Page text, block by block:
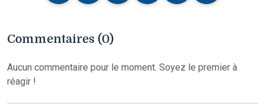
Commentaires (0)
Aucun commentaire pour le moment. Soyez le premier à
réagir !